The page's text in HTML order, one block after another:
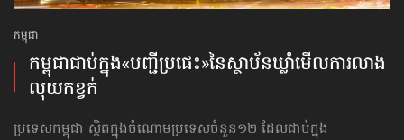
កម្ពុជា
កម្ពុជា​ជាប់ក្នុង​«បញ្ជីប្រផេះ»​នៃស្ថាប័ន​ឃ្លាំមើល​ការលាង​
លុយ​កខ្វក់
ប្រទេសកម្ពុជា ស្ថិតក្នុងចំណោម​ប្រទេសចំនួន១២ ដែលជាប់ក្នុង​